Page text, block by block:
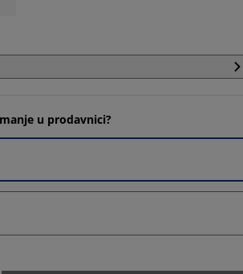
u prodavnici?